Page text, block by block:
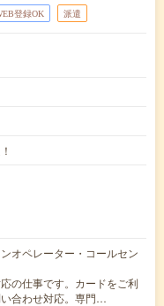
登録OK 派遣
オペレーター・コールセン
の仕事です。カードをご利
合わせ対応。専門…